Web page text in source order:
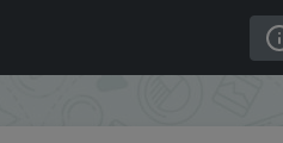
Safe Bamboo Shape Food